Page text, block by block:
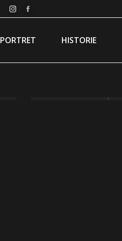
Instagram
opens
new
Facebook
opens
new
PORTRET HISTORIE